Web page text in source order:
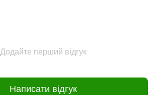
Додайте перший відгук
Написати відгук